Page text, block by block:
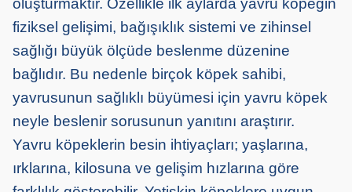
oluşturmaktır. Özellikle ilk aylarda yavru köpeğin
fiziksel gelişimi, bağışıklık sistemi ve zihinsel
sağlığı büyük ölçüde beslenme düzenine
bağlıdır. Bu nedenle birçok köpek sahibi,
yavrusunun sağlıklı büyümesi için yavru köpek
neyle beslenir sorusunun yanıtını araştırır.
Yavru köpeklerin besin ihtiyaçları; yaşlarına,
ırklarına, kilosuna ve gelişim hızlarına göre